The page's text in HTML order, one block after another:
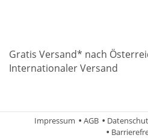
Gratis Versand* nach
Internationaler Versand
Impressum AGB